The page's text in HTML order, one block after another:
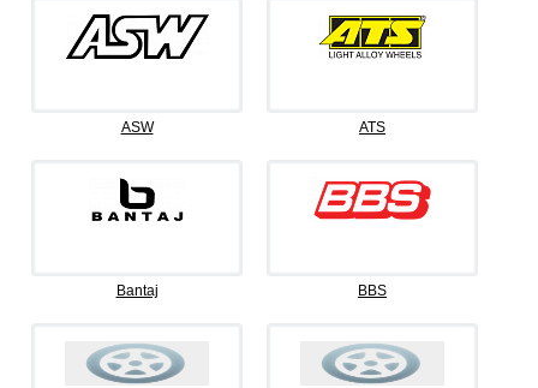
ASW ATS
Bantaj BBS